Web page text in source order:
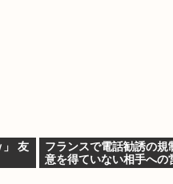
」 友
フランスで電話勧誘の規
意を得ていない相手への